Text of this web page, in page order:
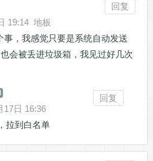
回复
19:14 地板
事，我感觉只要是系统自动发送
会被丢进垃圾箱，我见过好几次
回复
17日 16:36
拉到白名单